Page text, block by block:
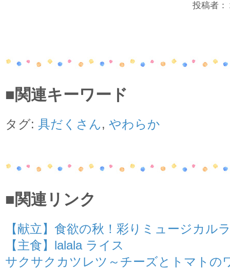
投稿者
■関連キーワード
タグ: 具だくさん, やわらか
■関連リンク
【献立】食欲の秋！彩りミュージカル
【主食】lalala ライス
サクサクカツレツ～チーズとトマトの